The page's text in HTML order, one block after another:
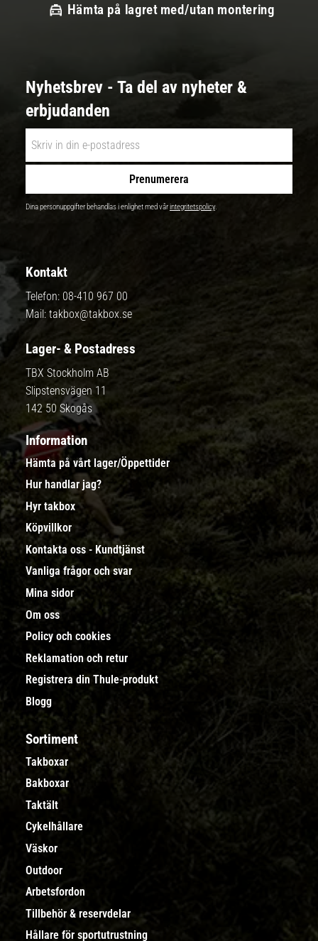
Hämta på lagret med/utan montering
Nyhetsbrev - Ta del av nyheter &
erbjudanden
Prenumerera
Dina personuppgifter behandlas i enlighet med vårintegritetspolicy.
Kontakt
Telefon: 08-410 967 00
Mail: takbox@takbox.se
Lager- & Postadress
TBX Stockholm AB
Slipstensvägen 11
142 50 Skogås
Information
Hämta på vårt lager/Öppettider
Hur handlar jag?
Hyr takbox
Köpvillkor
Kontakta oss - Kundtjänst
Vanliga frågor och svar
Mina sidor
Om oss
Policy och cookies
Reklamation och retur
Registrera din Thule-produkt
Blogg
Sortiment
Takboxar
Bakboxar
Taktält
Cykelhållare
Väskor
Outdoor
Arbetsfordon
Tillbehör & reservdelar
Hållare för sportutrustning